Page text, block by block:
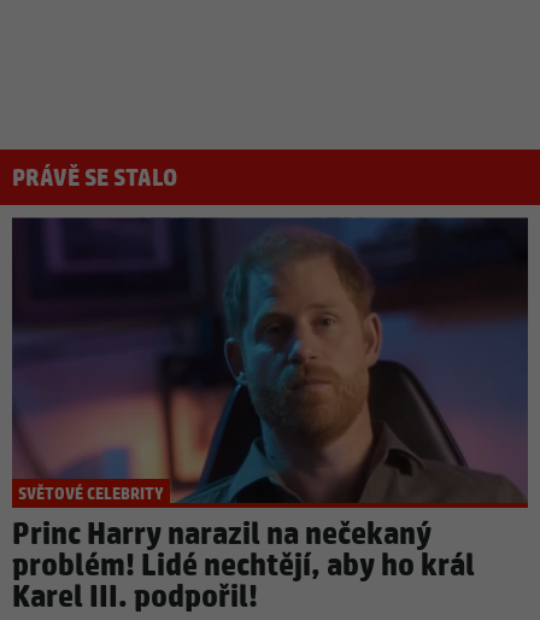
PRÁVĚ SE STALO
SVĚTOVÉ CELEBRITY
Princ Harry narazil na nečekaný
problém! Lidé nechtějí, aby ho král
Karel III. podpořil!